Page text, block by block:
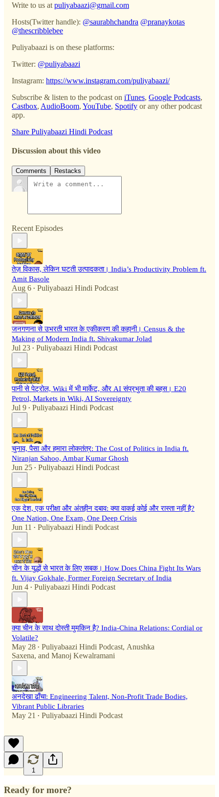
Write to us at puliyabaazi@gmail.com
Hosts(Twitter handle): @saurabhchandra @pranaykotas
@thescribblebee
Puliyabaazi is on these platforms:
Twitter: @puliyabaazi
Instagram: https://www.instagram.com/puliyabaazi/
Subscribe & listen to the podcast on iTunes, Google Podcasts,
Castbox, AudioBoom, YouTube, Spotify or any other podcast
app.
Share Puliyabaazi Hindi Podcast
Discussion about this video
Comments Restacks
Recent Episodes
तेज़ विकास, लेकिन घटती उत्पादकता। India’s Productivity Problem ft.
Amit Basole
Aug 6 • Puliyabaazi Hindi Podcast
जनगणना से उभरती भारत के एकीकरण की कहानी। Census & the
Making of Modern India ft. Shivakumar Jolad
Jul 23 • Puliyabaazi Hindi Podcast
पानी से पेट्रोल, Wiki में भी मार्केट, और AI संप्रभुता की बहस। E20
Petrol, Markets in Wiki, AI Sovereignty
Jul 9 • Puliyabaazi Hindi Podcast
चुनाव, पैसा और हमारा लोकतंत्र: The Cost of Politics in India ft.
Niranjan Sahoo, Ambar Kumar Ghosh
Jun 25 • Puliyabaazi Hindi Podcast
एक देश, एक परीक्षा और अंतहीन दबाव: क्या वाकई कोई और रास्ता नहीं है?
One Nation, One Exam, One Deep Crisis
Jun 11 • Puliyabaazi Hindi Podcast
चीन के युद्धों से भारत के लिए सबक। How Does China Fight Its Wars
ft. Vijay Gokhale, Former Foreign Secretary of India
Jun 4 • Puliyabaazi Hindi Podcast
क्या चीन के साथ दोस्ती मुमकिन है? India-China Relations: Cordial or
Volatile?
May 28 • Puliyabaazi Hindi Podcast, Anushka
Saxena, and Manoj Kewalramani
अनदेखा ढाँचा: Engineering Talent, Non-Profit Trade Bodies,
Vibrant Public Libraries
May 21 • Puliyabaazi Hindi Podcast
1
Ready for more?